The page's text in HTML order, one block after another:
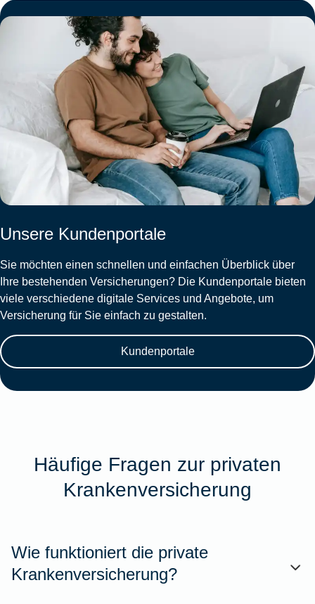
Unsere Kundenportale
Sie möchten einen schnellen und einfachen Überblick über
Ihre bestehenden Versicherungen? Die Kundenportale bieten
viele verschiedene digitale Services und Angebote, um
Versicherung für Sie einfach zu gestalten.
Kundenportale
Häufige Fragen zur privaten
Krankenversicherung
Wie funktioniert die private
Krankenversicherung?